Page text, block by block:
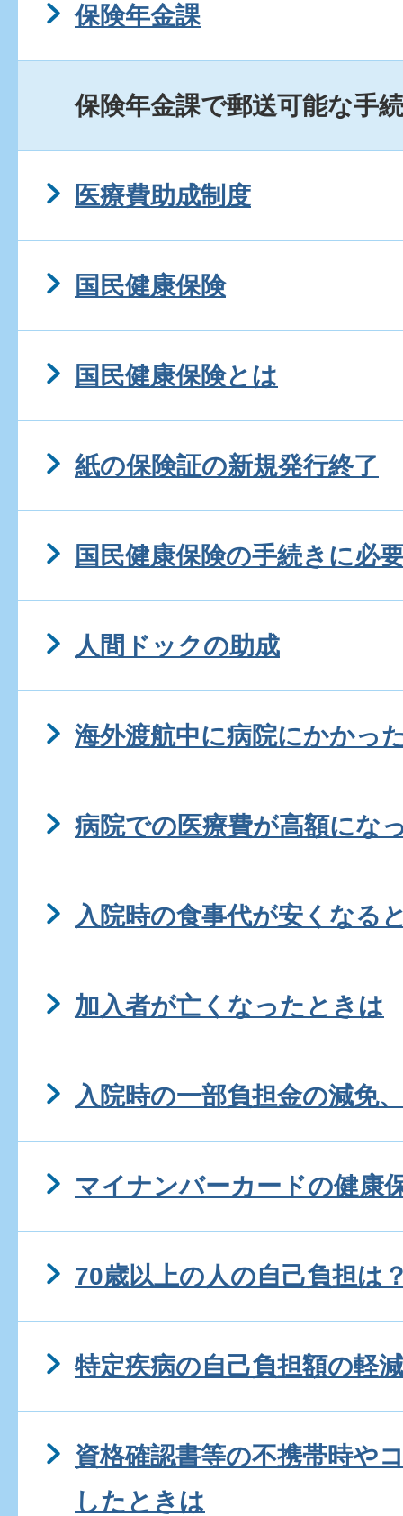
保険年金課
保険年金課で郵送可能な手
医療費助成制度
国民健康保険
国民健康保険とは
紙の保険証の新規発行終了
国民健康保険の手続きに必
人間ドックの助成
海外渡航中に病院にかかっ
病院での医療費が高額にな
入院時の食事代が安くなる
加入者が亡くなったときは
入院時の一部負担金の減免
マイナンバーカードの健康
70歳以上の人の自己負担は
特定疾病の自己負担額の軽減
資格確認書等の不携帯時や
したときは